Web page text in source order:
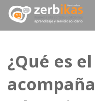
¿Qué es el